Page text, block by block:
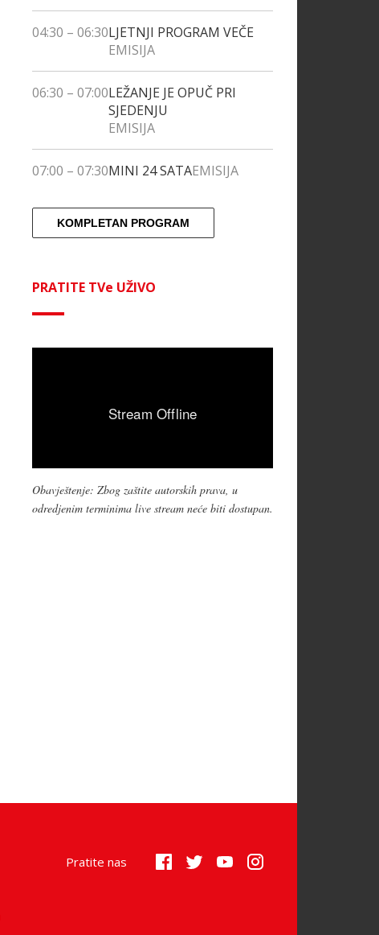
04:30 – 06:30LJETNJI PROGRAM VEČE
EMISIJA
06:30 – 07:00LEŽANJE JE OPUČ PRI
SJEDENJU
EMISIJA
07:00 – 07:30MINI 24 SATAEMISIJA
KOMPLETAN PROGRAM
PRATITE TVe UŽIVO
Obavještenje: Zbog zaštite autorskih prava, u
odredjenim terminima live stream neće biti dostupan.
Pratite nas